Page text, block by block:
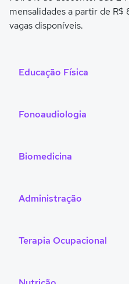
mensalidades a partir de R$
vagas disponíveis.
Educação Física
Fonoaudiologia
Biomedicina
Administração
Terapia Ocupacional